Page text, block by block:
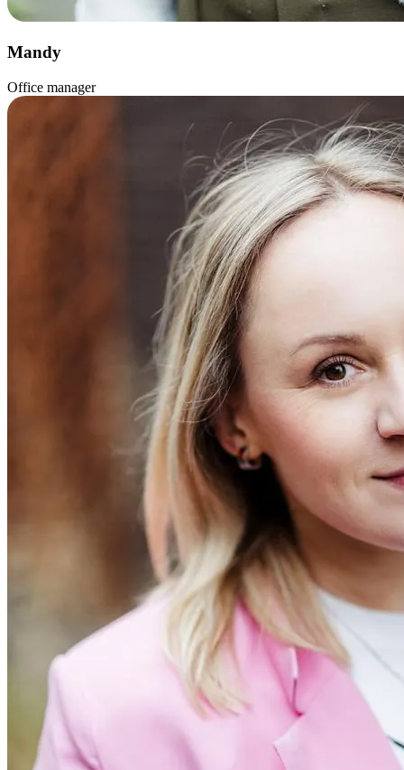
Mandy
Office manager